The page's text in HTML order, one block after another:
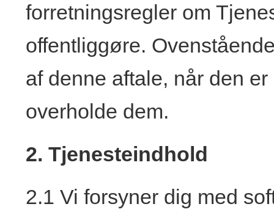
forretningsregler om
offentliggøre.
af denne aftale, når den
overholde dem.
2. Tjenesteindhold
2.1 Vi forsyner dig med